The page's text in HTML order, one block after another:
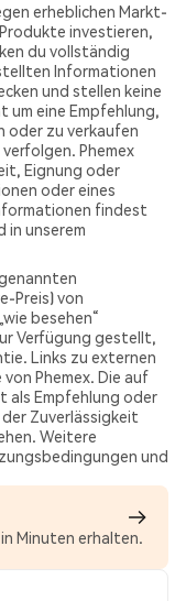
erheblichen Markt-
investieren,
du vollständig
Informationen
und stellen keine
um eine Empfehlung,
oder zu verkaufen
Phemex
Eignung oder
oder eines
findest
in unserem
Preis) von
besehen“
Verfügung gestellt,
Links zu externen
Phemex. Die auf
als Empfehlung oder
Zuverlässigkeit
Weitere
und
Minuten erhalten.